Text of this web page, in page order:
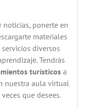
ponerte en
materiales
diversos
Tendrás
turísticosa
nuestra aula virtual
que desees.